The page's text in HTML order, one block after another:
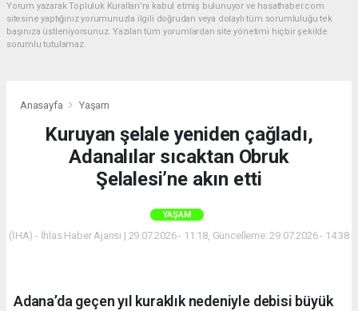
Yorum yazarak Topluluk Kuralları’nı kabul etmiş bulunuyor ve hasathaber.com
sitesine yaptığınız yorumunuzla ilgili doğrudan veya dolaylı tüm sorumluluğu tek
başınıza üstleniyorsunuz. Yazılan tüm yorumlardan site yönetimi hiçbir şekilde
sorumlu tutulamaz.
Anasayfa Yaşam
Kuruyan şelale yeniden çağladı,
Adanalılar sıcaktan Obruk
Şelalesi’ne akın etti
YAŞAM
(İHA) - İhlas Haber Ajansı | 29.07.2026 - 11:18, Güncelleme: 29.07.2026 - 14:38
Adana’da geçen yıl kuraklık nedeniyle debisi büyük